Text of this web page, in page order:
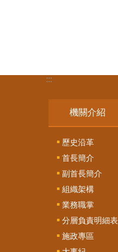
:::
機關介紹
歷史沿革
首長簡介
副首長簡介
組織架構
業務職掌
分層負責明細表
施政專區